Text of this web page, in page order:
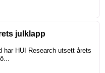
julklapp
har HUI Research utsett årets